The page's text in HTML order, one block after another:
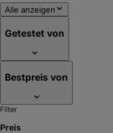
Alle anzeigen
Getestet von
Bestpreis von
Filter
Preis